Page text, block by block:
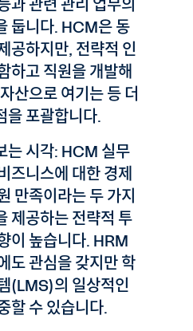
과 관련 관리 업무의
둡니다. HCM은 동
공하지만, 전략적 인
하고 직원을 개발해
산으로 여기는 등 더
을 포괄합니다.
는 시각: HCM 실무
즈니스에 대한 경제
만족이라는 두 가지
제공하는 전략적 투
이 높습니다. HRM
도 관심을 갖지만 학
(LMS)의 일상적인
할 수 있습니다.